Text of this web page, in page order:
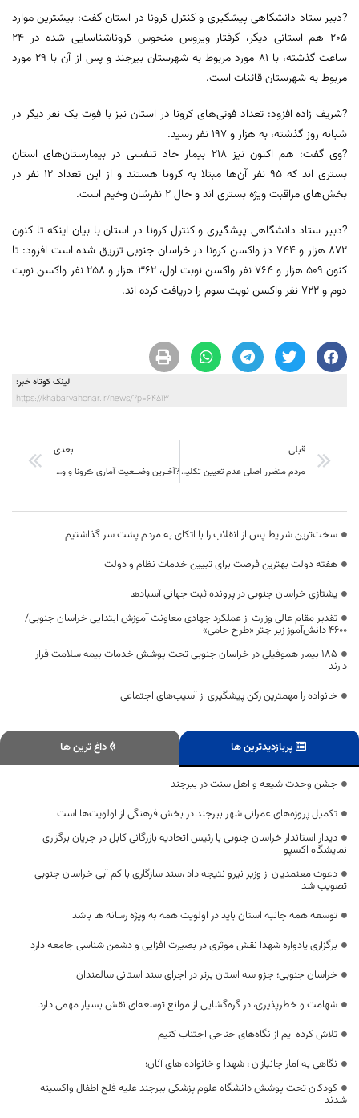
?دبیر ستاد دانشگاهی پیشگیری و کنترل کرونا در استان گفت: بیشترین موارد
۲۰۵ هم استانی دیگر، گرفتار ویروس منحوس کروناشناسایی شده در ۲۴
ساعت گذشته، با ۸۱ مورد مربوط به شهرستان بیرجند و پس از آن با ۲۹ مورد
مربوط به شهرستان قائنات است.
?شریف زاده افزود: تعداد فوتی‌های کرونا در استان نیز با فوت یک نفر دیگر در
شبانه روز گذشته، به هزار و ۱۹۷ نفر رسید.
?وی گفت: هم اکنون نیز ۲۱۸ بیمار حاد تنفسی در بیمارستان‌های استان
بستری اند که ۹۵ نفر آن‌ها مبتلا به کرونا هستند و از این تعداد ۱۲ نفر در
بخش‌های مراقبت ویژه بستری اند و حال ۲ نفرشان وخیم است.
?دبیر ستاد دانشگاهی پیشگیری و کنترل کرونا در استان با بیان اینکه تا کنون
۸۷۲ هزار و ۷۴۴ دز واکسن کرونا در خراسان جنوبی تزریق شده است افزود: تا
کنون ۵۰۹ هزار و ۷۶۴ نفر واکسن نوبت اول، ۳۶۲ هزار و ۲۵۸ نفر واکسن نوبت
دوم و ۷۲۲ نفر واکسن نوبت سوم را دریافت کرده اند.
لینک کوتاه خبر:
https://khabarvahonar.ir/news/?p=64513
قبلی
مردم متضرر اصلی عدم تعیین تکلیف استاندار خراسان جنوبی
بعدی
?آخـرین وضــعیت آماری ڪرونا و واڪسیناسـیون خــراسان جنــوبی
سخت‌ترین شرایط پس از انقلاب را با اتکای به مردم پشت سر گذاشتیم
هفته دولت بهترین فرصت برای تبیین خدمات نظام و دولت
یشتازی خراسان جنوبی در پرونده ثبت جهانی آسبادها
تقدیر مقام عالی وزارت از عملکرد جهادی معاونت آموزش ابتدایی خراسان جنوبی/
۴۶۰۰ دانش‌آموز زیر چتر «طرح حامی»
۱۸۵ بیمار هموفیلی در خراسان جنوبی تحت پوشش خدمات بیمه سلامت قرار
دارند
خانواده را مهمترین رکن پیشگیری از آسیب‌های اجتماعی
پربازدیدترین ها داغ ترین ها
جشن وحدت شیعه و اهل سنت در بیرجند
تکمیل پروژه‌های عمرانی شهر بیرجند در بخش فرهنگی از اولویت‌ها است
دیدار استاندار خراسان جنوبی با رئیس اتحادیه بازرگانی کابل در جریان برگزاری
نمایشگاه اکسپو
دعوت معتمدیان از وزیر نیرو نتیجه داد ،سند سازگاری با کم آبی خراسان جنوبی
تصویب شد
توسعه همه جانبه استان باید در اولویت همه به ویژه رسانه ها باشد
برگزاری یادواره شهدا نقش موثری در بصیرت افزایی و دشمن شناسی جامعه دارد
خراسان جنوبی؛ جزو سه استان برتر در اجرای سند استانی سالمندان
شهامت و خطرپذیری، در گره‌گشایی از موانع توسعه‌ای نقش بسیار مهمی دارد
تلاش کرده ایم از نگاه‌های جناحی اجتناب کنیم
نگاهی به آمار جانبازان ، شهدا و خانواده های آنان؛
کودکان تحت پوشش دانشگاه علوم پزشکی بیرجند علیه فلج اطفال واکسینه
شدند